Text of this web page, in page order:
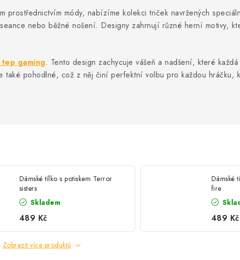
prostřednictvím módy, nabízíme kolekci triček navržených
nebo běžné nošení. Designy zahrnují různé herní motivy,
gaming. Tento design zachycuje vášeň a nadšení, které
pohodlné, což z něj činí perfektní volbu pro každou hráčku,
Dámské tílko s potiskem Terror
sisters
Skladem
489 Kč
Dámské
fire
489 Kč
Zobrazit více produktů